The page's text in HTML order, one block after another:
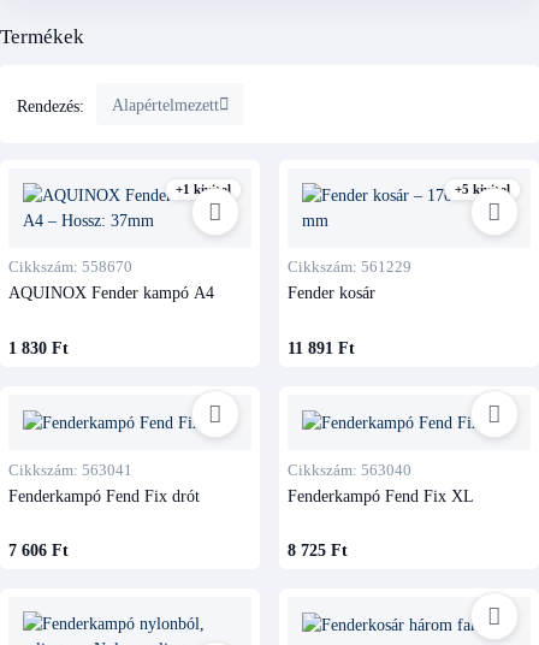
Termékek
Rendezés: Alapértelmezett
+1 kivitel
Cikkszám: 558670
AQUINOX Fender kampó A4
1 830 Ft
+5 kivitel
Cikkszám: 561229
Fender kosár
11 891 Ft
Cikkszám: 563041
Fenderkampó Fend Fix drót
7 606 Ft
Cikkszám: 563040
Fenderkampó Fend Fix XL
8 725 Ft